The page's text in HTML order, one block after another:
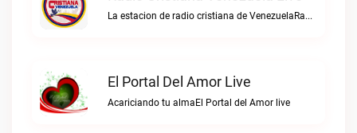
La estacion de radio cristiana de VenezuelaRadio Cristiana Venezuela live
El Portal Del Amor Live
Acariciando tu almaEl Portal del Amor live